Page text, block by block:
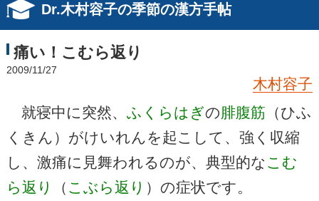
Dr.木村容子の季節の漢方手帖
痛い！こむら返り
2009/11/27
木村容子
就寝中に突然、 ふくらはぎの腓腹筋 （ひふ
くきん）がけいれんを起こして、強く収縮
し、激痛に見舞われるのが、典型的なこむ
ら返り
（ こぶら返り ）の症状です。